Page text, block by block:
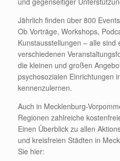
Jährlich finden über 800
Ob Vorträge, Workshops,
Kunstausstellungen – alle sind
verschiedenen
die kleinen und großen
psychosozialen Einrichtungen
kennenzulernen.
Auch in Mecklenburg-
Regionen zahlreiche
Einen Überblick zu allen
und kreisfreien Städten in
Sie hier: